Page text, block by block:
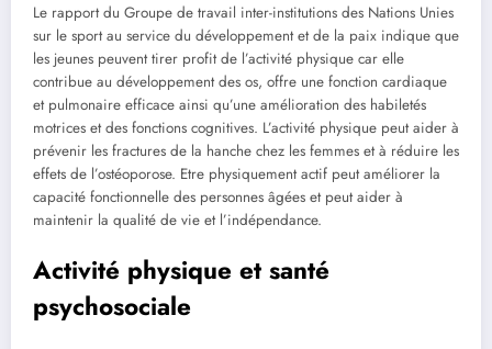
Le rapport du Groupe de travail inter-institutions des Nations Unies
sur le sport au service du développement et de la paix indique que
les jeunes peuvent tirer profit de l’activité physique car elle
contribue au développement des os, offre une fonction cardiaque
et pulmonaire efficace ainsi qu’une amélioration des habiletés
motrices et des fonctions cognitives. L’activité physique peut aider à
prévenir les fractures de la hanche chez les femmes et à réduire les
effets de l’ostéoporose. Etre physiquement actif peut améliorer la
capacité fonctionnelle des personnes âgées et peut aider à
maintenir la qualité de vie et l’indépendance.
Activité physique et santé
psychosociale